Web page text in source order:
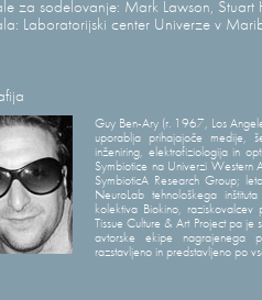
za sodelovanje: Mark Lawson, Stuart
Laboratorijski center Univerze v
Guy Ben-Ary (r. 1967, Los
uporablja prihajajoče medije,
inženiring, elektrofiziologija in
Symbiotice na Univerzi Western
SymbioticA Research Group;
NeuroLab tehnološkega
kolektiva Biokino, raziskovalcev
Tissue Culture & Art Project pa
avtorske ekipe nagrajenega
razstavljeno in predstavljeno po